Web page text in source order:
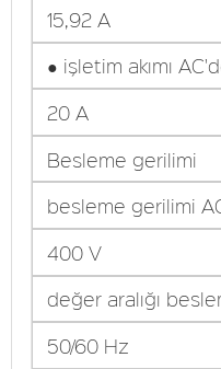
15,92 A
● işletim akımı
20 A
Besleme gerilimi
besleme gerilimi
400 V
değer aralığı
50/60 Hz